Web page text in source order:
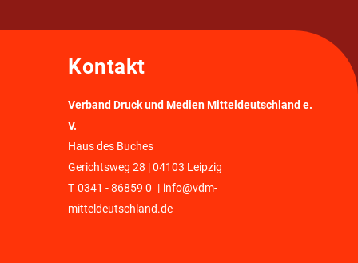
Kontakt
Verband Druck und Medien Mitteldeutschland e.
V.
Haus des Buches
Gerichtsweg 28 | 04103 Leipzig
T 0341 - 86859 0 | info@vdm-
mitteldeutschland.de